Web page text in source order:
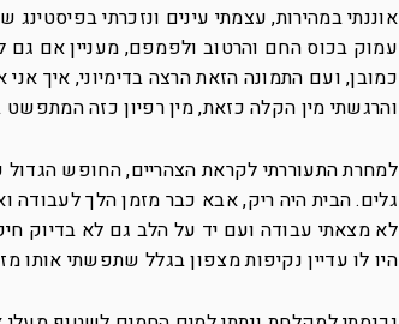
אוננתי במהירות, עצמתי עינים ונזכרתי
עמוק בכוס החם והרטוב ולפמפם, מעניין אם גם
כמובן, ועם התמונה הזאת הרצה בדימיוני, איך
והרגשתי מין הקלה כזאת, מין רפיון כזה המתפשט
למחרת התעוררתי לקראת הצהריים, החופש הגדול
לא מצאתי עבודה ועם יד על הלב גם לא בדיוק
היו לו עדיין נקיפות מצפון בגלל שתפשתי אותו